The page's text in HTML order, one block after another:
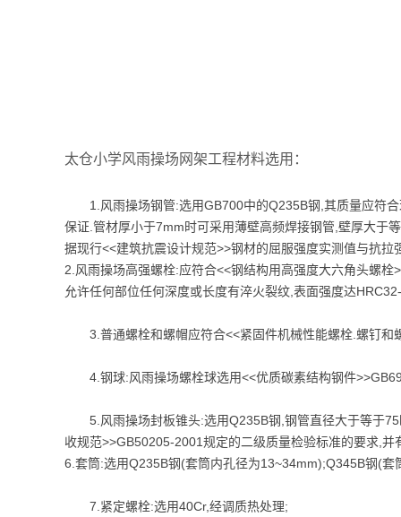
太仓小学风雨操场网架工程材料选用：
1.风雨操场钢管:选用GB700中的Q235B钢,其质量应符合
保证.管材厚小于7mm时可采用薄壁高频焊接钢管,壁厚大于
据现行<<建筑抗震设计规范>>钢材的屈服强度实测值与抗
2.风雨操场高强螺栓:应符合<<钢结构用高强度大六角头螺
允许任何部位任何深度或长度有淬火裂纹,表面强度达
3.普通螺栓和螺帽应符合<<紧固件机械性能螺栓.螺钉和
4.钢球:风雨操场螺栓球选用<<优质碳素结构钢件
5.风雨操场封板锥头:选用Q235B钢,钢管直径大于等于75
收规范>>GB50205-2001规定的二级质量检验标准的要求,并
6.套筒:选用Q235B钢(套筒内孔径为13~34mm);Q345B钢(套
7.紧定螺栓:选用40Cr,经调质热处理;